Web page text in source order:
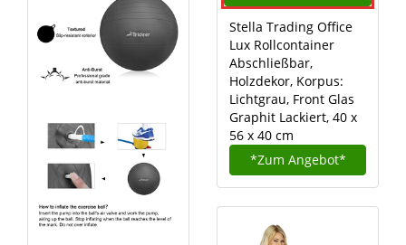
Stella Trading Office
Lux Rollcontainer
Abschließbar,
Holzdekor, Korpus:
Lichtgrau, Front Glas
Graphit Lackiert, 40 x
56 x 40 cm
*Zum Angebot*